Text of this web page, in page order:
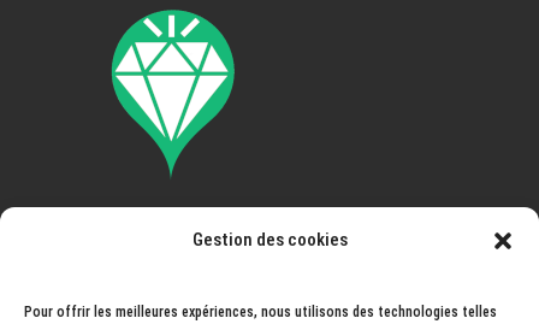
Gestion des cookies
Pour offrir les meilleures expériences, nous utilisons des technologies telles
Pays ouvert à la livraison: France, Espagne, Portugal,
Pays-Bas, Andorre, Norvège, Suisse, Monaco,